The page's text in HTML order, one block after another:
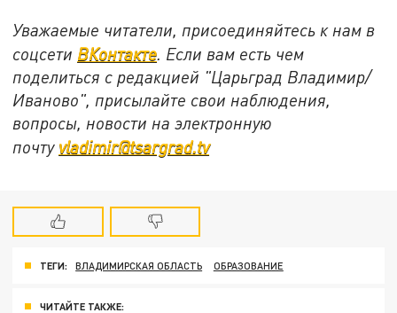
Уважаемые читатели, присоединяйтесь к нам в
соцсети ВКонтакте . Если вам есть чем
поделиться с редакцией "Царьград Владимир/
Иваново", присылайте свои наблюдения,
вопросы, новости на электронную
почту vladimir@tsargrad.tv
ТЕГИ: ВЛАДИМИРСКАЯ ОБЛАСТЬ ОБРАЗОВАНИЕ
ЧИТАЙТЕ ТАКЖЕ: